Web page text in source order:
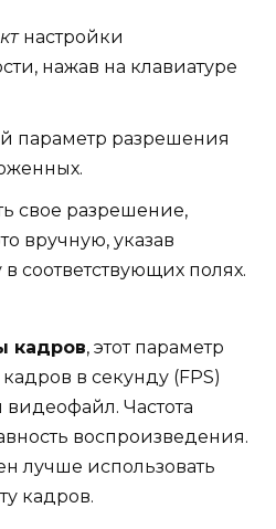
настройки
нажав на клавиатуре
параметр разрешения
свое разрешение,
вручную, указав
соответствующих полях.
кадров, этот параметр
в секунду (FPS)
Частота
воспроизведения.
лучше использовать
кадров.